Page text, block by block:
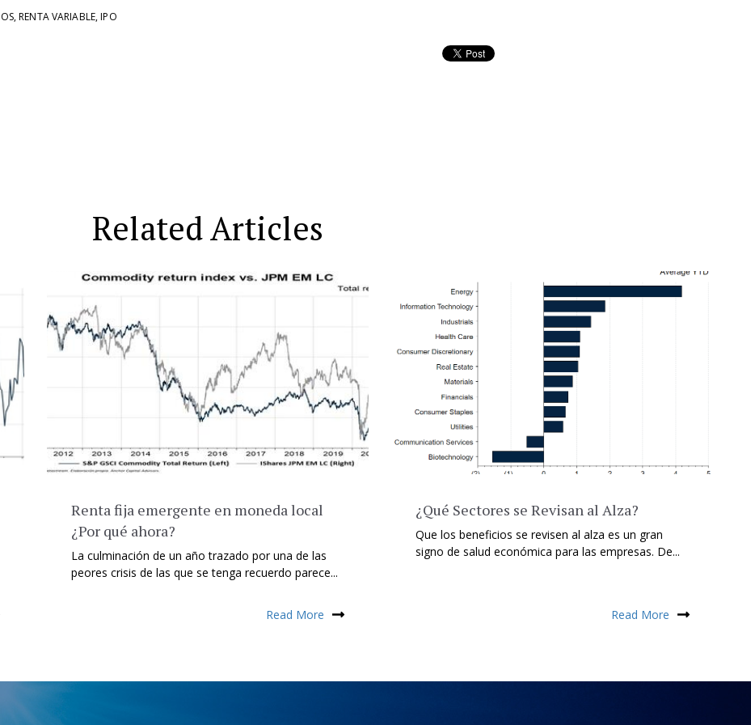
,RENTA VARIABLE,IPO
Related Articles
Renta fija emergente en moneda local
¿Por qué ahora?
La culminación de un año trazado por una de las
peores crisis de las que se tenga recuerdo parece...
Read More
¿Qué Sectores se Revisan al Alza?
Que los beneficios se revisen al alza es un gran
signo de salud económica para las empresas. De...
Read More